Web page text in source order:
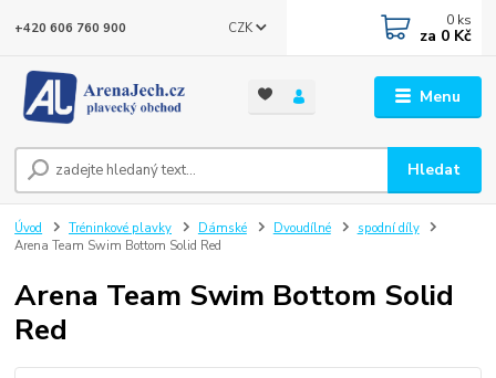
Menu
CZK
Hledat
+420 606 760 900 0 ks
za 0 Kč
Úvod Tréninkové plavky Dámské Dvoudílné
spodní díly
Arena Team Swim Bottom Solid Red
Arena Team Swim Bottom Solid
Red